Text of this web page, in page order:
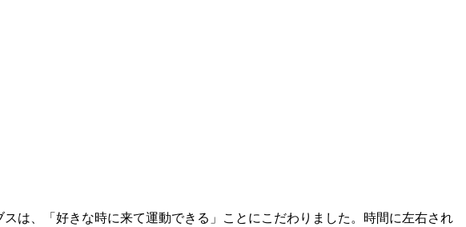
は、「好きな時に来て運動できる」ことにこだわりました。時間に左右され